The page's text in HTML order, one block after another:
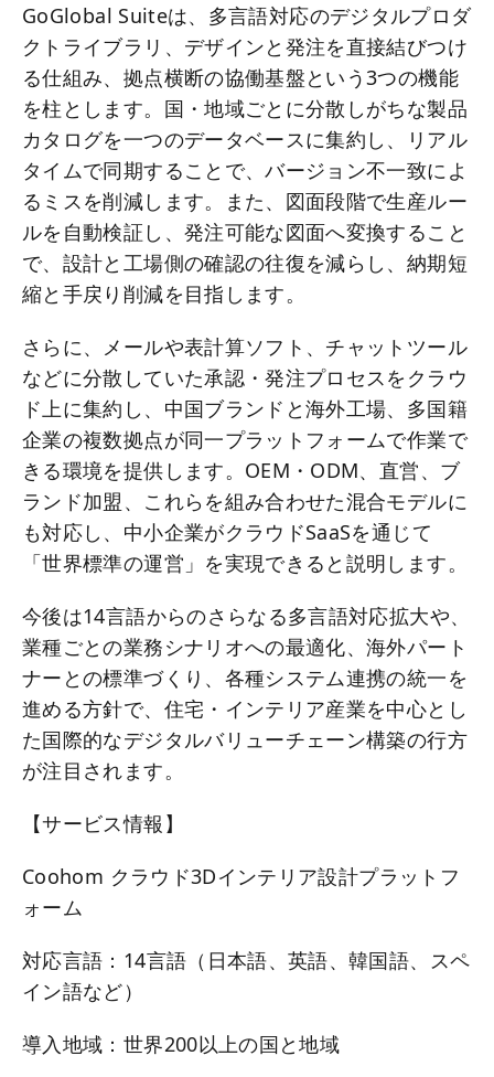
GoGlobal Suiteは、多言語対応のデジタルプロダ
クトライブラリ、デザインと発注を直接結びつけ
る仕組み、拠点横断の協働基盤という3つの機能
を柱とします。国・地域ごとに分散しがちな製品
カタログを一つのデータベースに集約し、リアル
タイムで同期することで、バージョン不一致によ
るミスを削減します。また、図面段階で生産ルー
ルを自動検証し、発注可能な図面へ変換すること
で、設計と工場側の確認の往復を減らし、納期短
縮と手戻り削減を目指します。
さらに、メールや表計算ソフト、チャットツール
などに分散していた承認・発注プロセスをクラウ
ド上に集約し、中国ブランドと海外工場、多国籍
企業の複数拠点が同一プラットフォームで作業で
きる環境を提供します。OEM・ODM、直営、ブ
ランド加盟、これらを組み合わせた混合モデルに
も対応し、中小企業がクラウドSaaSを通じて
「世界標準の運営」を実現できると説明します。
今後は14言語からのさらなる多言語対応拡大や、
業種ごとの業務シナリオへの最適化、海外パート
ナーとの標準づくり、各種システム連携の統一を
進める方針で、住宅・インテリア産業を中心とし
た国際的なデジタルバリューチェーン構築の行方
が注目されます。
【サービス情報】
Coohom クラウド3Dインテリア設計プラットフ
ォーム
対応言語：14言語（日本語、英語、韓国語、スペ
イン語など）
導入地域：世界200以上の国と地域